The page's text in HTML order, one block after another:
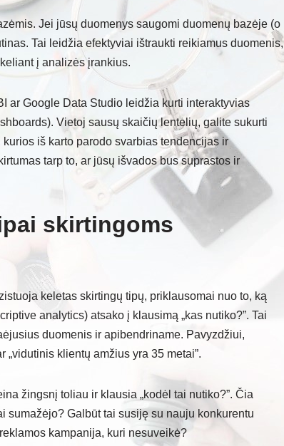
Jei jūsų duomenys saugomi duomenų bazėje (o
Tai leidžia efektyviai ištraukti reikiamus duomenis,
į analizės įrankius.
ar Google Data Studio leidžia kurti interaktyvias
Vietoj sausų skaičių lentelių, galite sukurti
iš karto parodo svarbias tendencijas ir
tarp to, ar jūsų išvados bus suprastos ir
skirtingoms
keletas skirtingų tipų, priklausomai nuo to, ką
analytics) atsako į klausimą „kas nutiko?”. Tai
duomenis ir apibendriname. Pavyzdžiui,
„vidutinis klientų amžius yra 35 metai”.
žingsnį toliau ir klausia „kodėl tai nutiko?”. Čia
sumažėjo? Galbūt tai susiję su nauju konkurentu
kampanija, kuri nesuveikė?